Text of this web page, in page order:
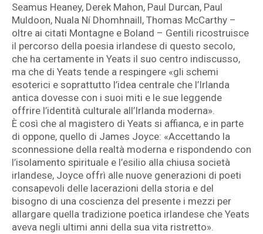
Seamus Heaney, Derek Mahon, Paul Durcan, Paul
Muldoon, Nuala Ní Dhomhnaill, Thomas McCarthy –
oltre ai citati Montagne e Boland – Gentili ricostruisce
il percorso della poesia irlandese di questo secolo,
che ha certamente in Yeats il suo centro indiscusso,
ma che di Yeats tende a respingere «gli schemi
esoterici e soprattutto l’idea centrale che l’Irlanda
antica dovesse con i suoi miti e le sue leggende
offrire l’identità culturale all’Irlanda moderna».
È così che al magistero di Yeats si affianca, e in parte
di oppone, quello di James Joyce: «Accettando la
sconnessione della realtà moderna e rispondendo con
l’isolamento spirituale e l’esilio alla chiusa società
irlandese, Joyce offrì alle nuove generazioni di poeti
consapevoli delle lacerazioni della storia e del
bisogno di una coscienza del presente i mezzi per
allargare quella tradizione poetica irlandese che Yeats
aveva negli ultimi anni della sua vita ristretto».